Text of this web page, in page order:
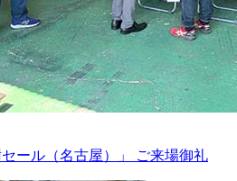
セール（名古屋）」 ご来場御礼